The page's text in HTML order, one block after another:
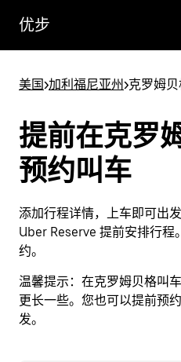
优步
美国>加利福尼亚州>克罗姆
提前在克罗
预约叫车
添加行程详情，上车即可出
Uber Reserve 提前安排行
约。
温馨提示： 在克罗姆贝格叫
更长一些。您也可以提前预
发。